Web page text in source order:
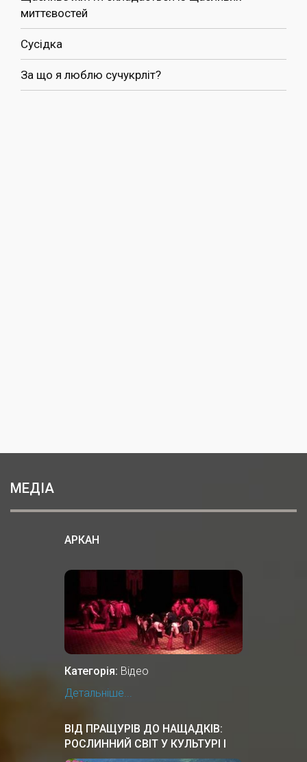
миттєвостей
Сусідка
За що я люблю сучукрліт?
МЕДІА
АРКАН
Категорія: Відео
Детальніше...
ВІД ПРАЩУРІВ ДО НАЩАДКІВ:
РОСЛИННИЙ СВІТ У КУЛЬТУРІ І
ЗВИЧАЯХ УКРАЇНСЬКОГО